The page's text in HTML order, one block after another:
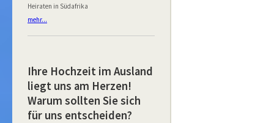
Heiraten in Südafrika
mehr...
Ihre Hochzeit im Ausland
liegt uns am Herzen!
Warum sollten Sie sich
für uns entscheiden?